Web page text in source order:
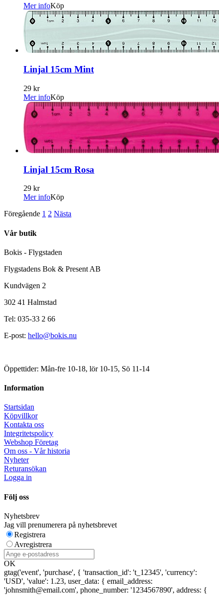
Mer infoKöp
Linjal 15cm Mint
29 kr
Mer infoKöp
Linjal 15cm Rosa
29 kr
Mer infoKöp
Föregående 1 2 Nästa
Vår butik
Bokis - Flygstaden
Flygstadens Bok & Present AB
Kundvägen 2
302 41 Halmstad
Tel: 035-33 2 66
E-post: hello@bokis.nu
Öppettider: Mån-fre 10-18, lör 10-15, Sö 11-14
Information
Startsidan
Köpvillkor
Kontakta oss
Integritetspolicy
Webshop Företag
Om oss - Vår historia
Nyheter
Returansökan
Logga in
Följ oss
Nyhetsbrev
Jag vill prenumerera på nyhetsbrevet
Registrera
Avregistrera
OK
gtag('event', 'purchase', { 'transaction_id': 't_12345', 'currency':
'USD', 'value': 1.23, user_data: { email_address:
'johnsmith@email.com', phone_number: '1234567890', address: {